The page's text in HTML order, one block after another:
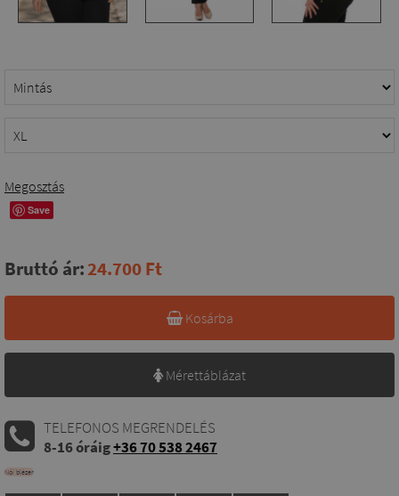
Megosztás
Save
Bruttó ár:24.700 Ft
Kosárba
Mérettáblázat
TELEFONOS MEGRENDELÉS
8-16 óráig+36 70 538 2467
Női blézer